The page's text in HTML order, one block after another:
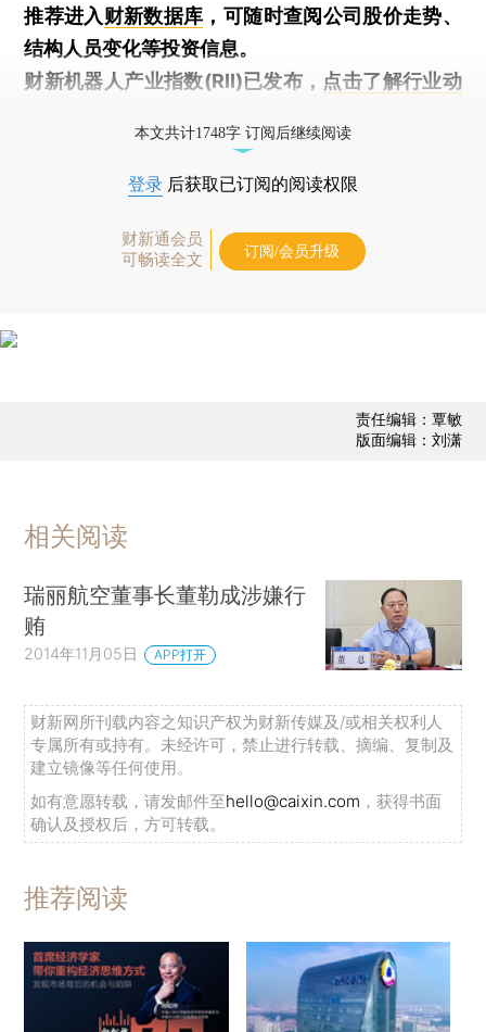
推荐进入财新数据库 ，可随时查阅公司股价走势、
结构人员变化等投资信息。
财新机器人产业指数(RII)已发布， 点击了解行业动
本文共计1748字 订阅后继续阅读
登录 后获取已订阅的阅读权限
财新通会员
可畅读全文
订阅/会员升级
责任编辑：覃敏
版面编辑：刘潇
相关阅读
瑞丽航空董事长董勒成涉嫌行
贿
2014年11月05日 APP打开
财新网所刊载内容之知识产权为财新传媒及/或相关权利人
专属所有或持有。未经许可，禁止进行转载、摘编、复制及
建立镜像等任何使用。
如有意愿转载，请发邮件至hello@caixin.com ，获得书面
确认及授权后，方可转载。
推荐阅读